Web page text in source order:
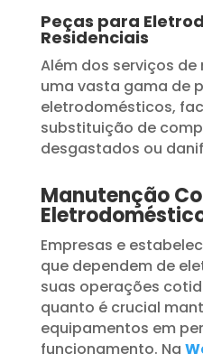
Peças para
Residenciais
Além dos serviços
uma vasta gama de
eletrodomésticos,
substituição de
desgastados ou
Manutenção
Empresas e
que dependem de
suas operações
quanto é crucial
equipamentos em
funcionamento. Na